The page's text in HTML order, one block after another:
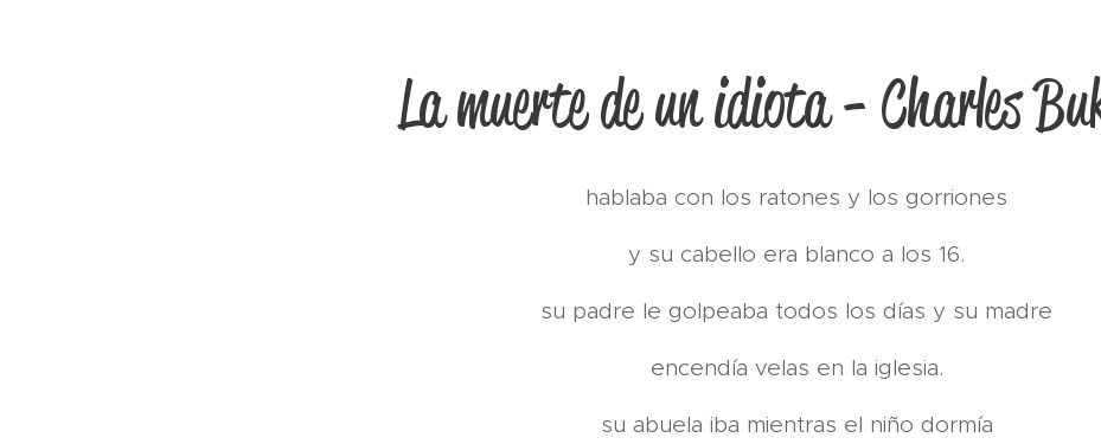
La muerte de un idiota - Charles
hablaba con los ratones y los gorriones
y su cabello era blanco a los 16.
su padre le golpeaba todos los días y su madre
encendía velas en la iglesia.
su abuela iba mientras el niño dormía